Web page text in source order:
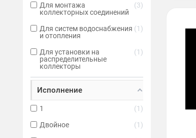
Для монтажа
коллекторных соединений
3
Для систем водоснабжения
и отопления
1
Для установки на
распределительные
коллекторы
1
Исполнение
1
1
Двойное
1